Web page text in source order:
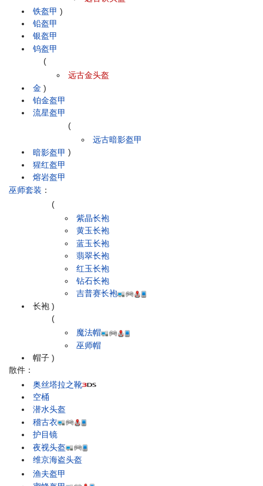
铁盔甲 )
铅盔甲
银盔甲
钨盔甲
金
(
远古金头盔
)
铂金盔甲
流星盔甲
暗影盔甲
(
远古暗影盔甲
)
猩红盔甲
熔岩盔甲
巫师套装 ：
长袍
(
紫晶长袍
黄玉长袍
蓝玉长袍
翡翠长袍
红玉长袍
钻石长袍
吉普赛长袍
)
帽子
(
魔法帽
巫师帽
)
散件：
奥丝塔拉之靴
空桶
潜水头盔
稽古衣
护目镜
夜视头盔
维京海盗头盔
渔夫盔甲